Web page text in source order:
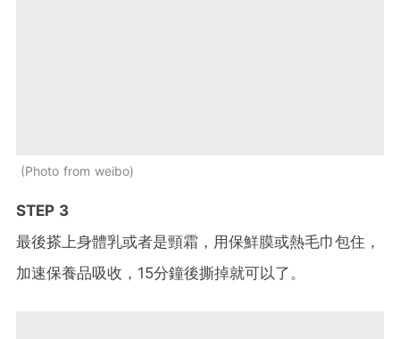
Photo from weibo
STEP 3
最後搽上身體乳或者是頸霜，用保鮮膜或熱毛巾包住，
加速保養品吸收，15分鐘後撕掉就可以了。